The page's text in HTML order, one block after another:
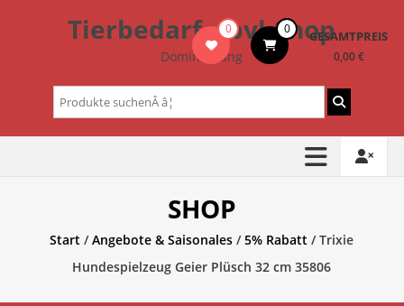
Tierbedarf – bvl-Shop
Dominik Lang
0 0 GESAMTPREIS
0,00 €
Suchen
nach:
SHOP
Start /Angebote & Saisonales /5% Rabatt / Trixie
Hundespielzeug Geier Plüsch 32 cm 35806